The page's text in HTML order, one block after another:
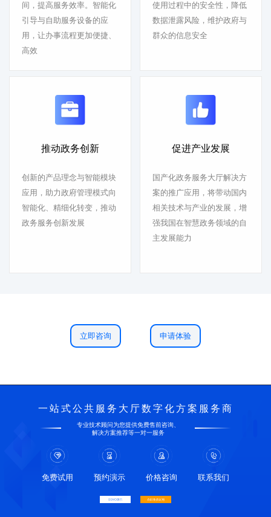
间，提高服务效率。智能化
引导与自助服务设备的应
用，让办事流程更加便捷、
高效
使用过程中的安全性，降低
数据泄露风险，维护政府与
群众的信息安全
推动政务创新
创新的产品理念与智能模块
应用，助力政府管理模式向
智能化、精细化转变，推动
政务服务创新发展
促进产业发展
国产化政务服务大厅解决方
案的推广应用，将带动国内
相关技术与产业的发展，增
强我国在智慧政务领域的自
主发展能力
立即咨询 申请体验
一站式公共服务大厅数字化方案服务商
专业技术顾问为您提供免费售前咨询、
解决方案推荐等一对一服务
免费试用 预约演示 价格咨询 联系我们